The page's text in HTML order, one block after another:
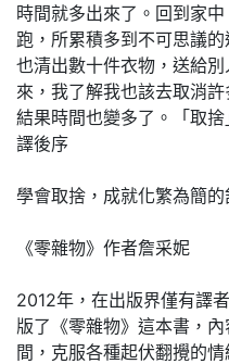
時間就多出來了。回到家
跑，所累積多到不可思議
也清出數十件衣物，送給
來，我了解我也該去取消
結果時間也變多了。「取
譯後序
學會取捨，成就化繁為簡的
《零雜物》作者詹采妮
2012年，在出版界僅有譯
版了《零雜物》這本書，
間，克服各種起伏翻攪的